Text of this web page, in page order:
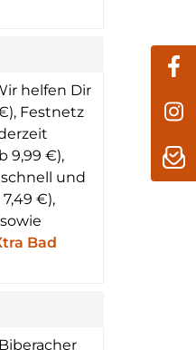
helfen Dir
Festnetz
9,99 €),
und
€),
Bad